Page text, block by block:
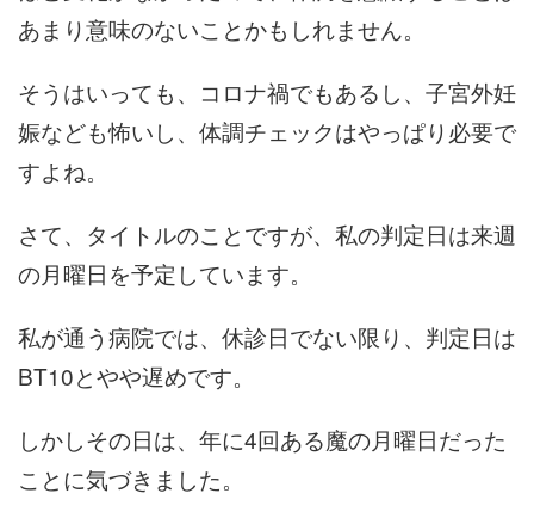
あまり意味のないことかもしれません。
そうはいっても、コロナ禍でもあるし、子宮外妊
娠なども怖いし、体調チェックはやっぱり必要で
すよね。
さて、タイトルのことですが、私の判定日は来週
の月曜日を予定しています。
私が通う病院では、休診日でない限り、判定日は
BT10とやや遅めです。
しかしその日は、年に4回ある魔の月曜日だった
ことに気づきました。